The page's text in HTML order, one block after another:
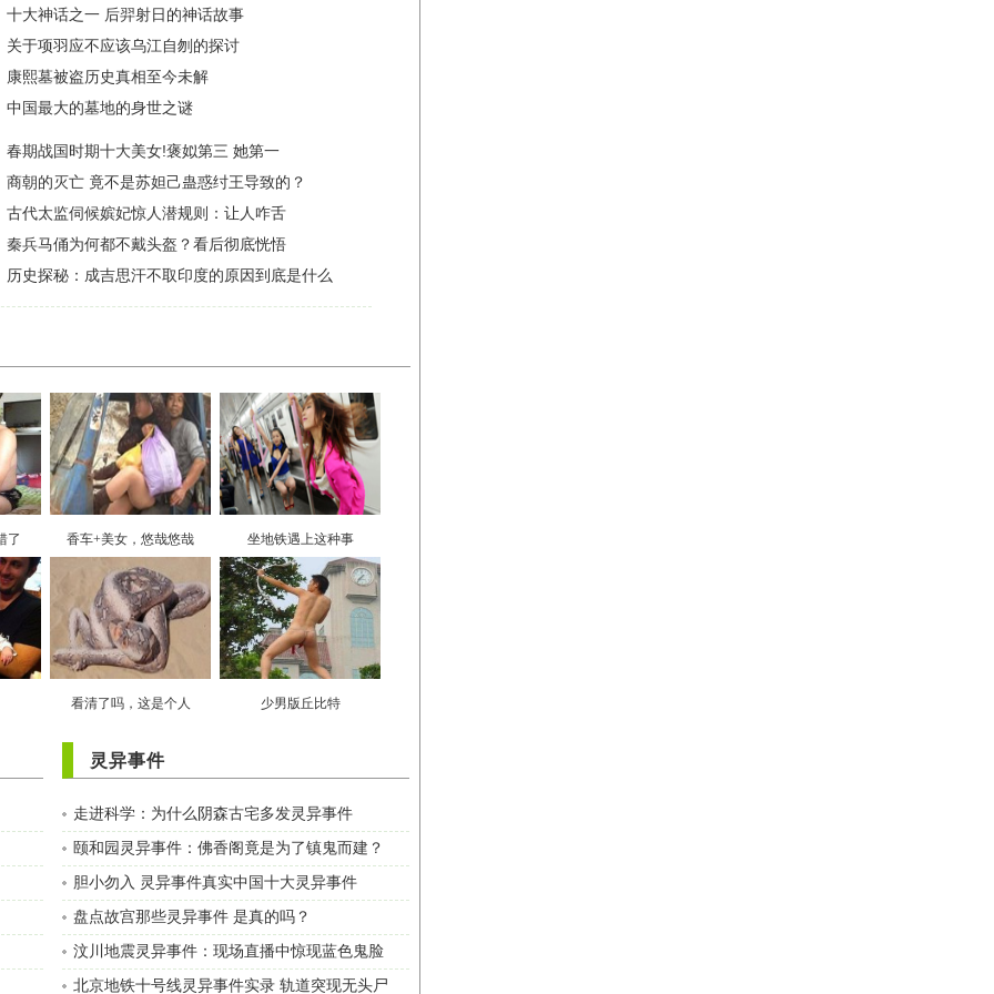
了 香车+美女，悠哉悠哉 坐地铁遇上这种事
看清了吗，这是个人 少男版丘比特
灵异事件
走进科学：为什么阴森古宅多发灵异事件
颐和园灵异事件：佛香阁竟是为了镇鬼而建？
胆小勿入 灵异事件真实中国十大灵异事件
盘点故宫那些灵异事件 是真的吗？
汶川地震灵异事件：现场直播中惊现蓝色鬼脸
北京地铁十号线灵异事件实录 轨道突现无头尸